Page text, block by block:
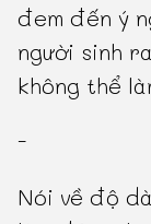
đem đến ý
người sinh
không thể
-
Nói về độ